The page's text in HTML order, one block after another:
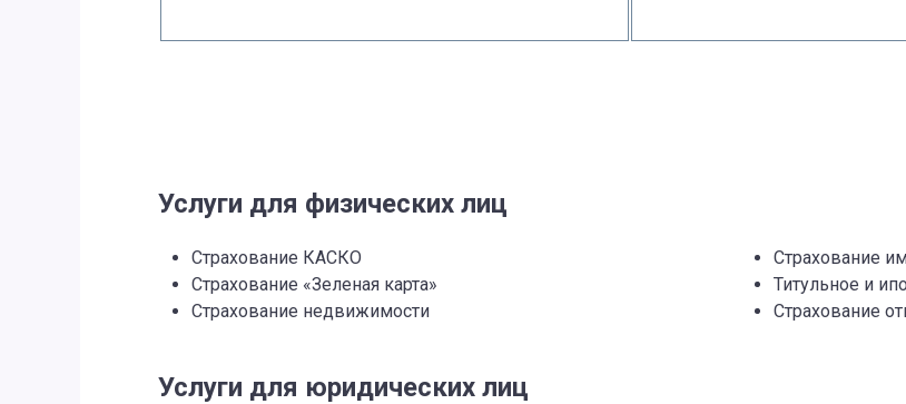
Услуги для физических лиц
Страхование КАСКО
Страхование «Зеленая карта»
Страхование недвижимости
Страхование
Титульное и
Страхование
Услуги для юридических лиц